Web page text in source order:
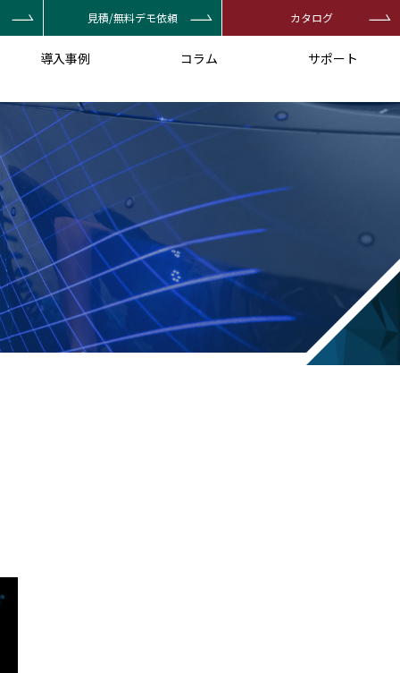
見積/無料デモ依頼 カタログ
導入事例 コラム サポート